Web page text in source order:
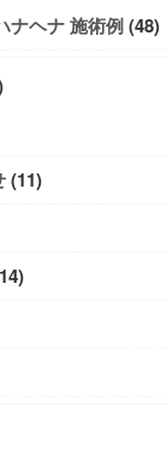
ナヘナ 施術例(48)
(11)